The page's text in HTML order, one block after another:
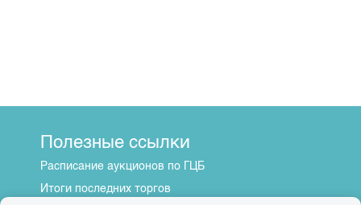
Полезные ссылки
Расписание аукционов по ГЦБ
Итоги последних торгов